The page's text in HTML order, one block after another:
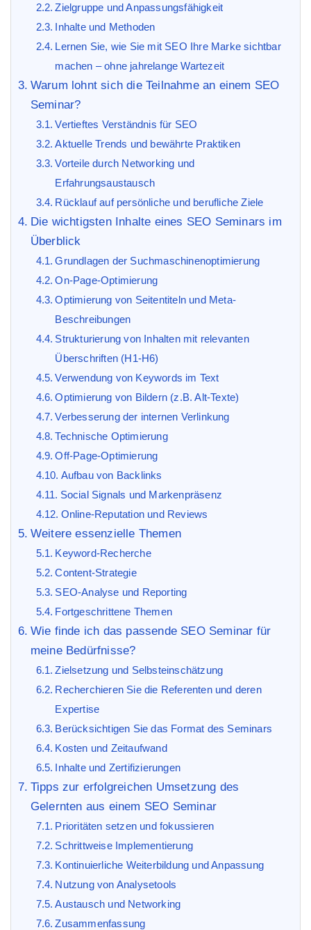
Zielgruppe und Anpassungsfähigkeit
Inhalte und Methoden
Lernen Sie, wie Sie mit SEO Ihre Marke sichtbar
machen – ohne jahrelange Wartezeit
Warum lohnt sich die Teilnahme an einem SEO
Seminar?
Vertieftes Verständnis für SEO
Aktuelle Trends und bewährte Praktiken
Vorteile durch Networking und
Erfahrungsaustausch
Rücklauf auf persönliche und berufliche Ziele
Die wichtigsten Inhalte eines SEO Seminars im
Überblick
Grundlagen der Suchmaschinenoptimierung
On-Page-Optimierung
Optimierung von Seitentiteln und Meta-
Beschreibungen
Strukturierung von Inhalten mit relevanten
Überschriften (H1-H6)
Verwendung von Keywords im Text
Optimierung von Bildern (z.B. Alt-Texte)
Verbesserung der internen Verlinkung
Technische Optimierung
Off-Page-Optimierung
Aufbau von Backlinks
Social Signals und Markenpräsenz
Online-Reputation und Reviews
Weitere essenzielle Themen
Keyword-Recherche
Content-Strategie
SEO-Analyse und Reporting
Fortgeschrittene Themen
Wie finde ich das passende SEO Seminar für
meine Bedürfnisse?
Zielsetzung und Selbsteinschätzung
Recherchieren Sie die Referenten und deren
Expertise
Berücksichtigen Sie das Format des Seminars
Kosten und Zeitaufwand
Inhalte und Zertifizierungen
Tipps zur erfolgreichen Umsetzung des
Gelernten aus einem SEO Seminar
Prioritäten setzen und fokussieren
Schrittweise Implementierung
Kontinuierliche Weiterbildung und Anpassung
Nutzung von Analysetools
Austausch und Networking
Zusammenfassung